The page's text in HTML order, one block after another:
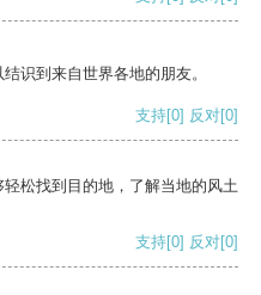
识到来自世界各地的朋友。
支持[0] 反对[0]
松找到目的地，了解当地的风土
支持[0] 反对[0]